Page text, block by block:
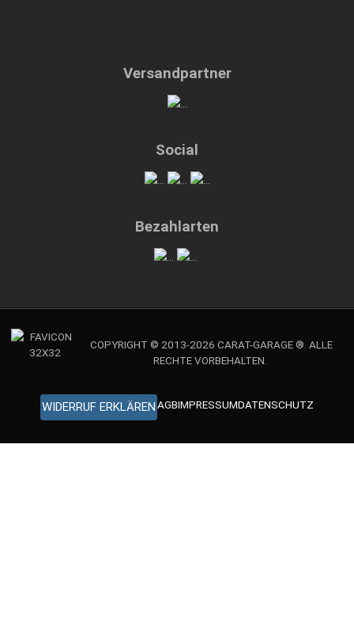
Versandpartner
Social
Bezahlarten
COPYRIGHT © 2013-2026 CARAT-GARAGE ®. ALLE
RECHTE VORBEHALTEN.
WIDERRUF ERKLÄREN AGBIMPRESSUMDATENSCHUTZ